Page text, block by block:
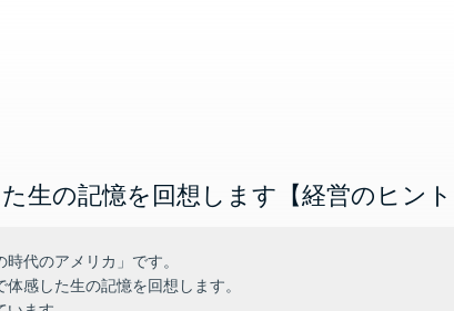
生の記憶を回想します【経営のヒン
代のアメリカ」です。
感した生の記憶を回想します。